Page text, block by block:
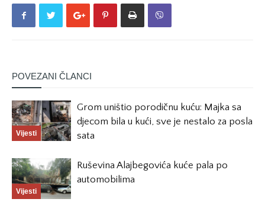
POVEZANI ČLANCI
Vijesti
Grom uništio porodičnu kuću: Majka sa
djecom bila u kući, sve je nestalo za posla
sata
Vijesti
Ruševina Alajbegovića kuće pala po
automobilima